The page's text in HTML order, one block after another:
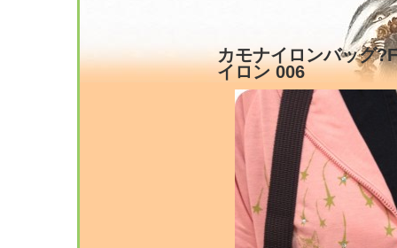
カモナイロンバッグ
イロン 006